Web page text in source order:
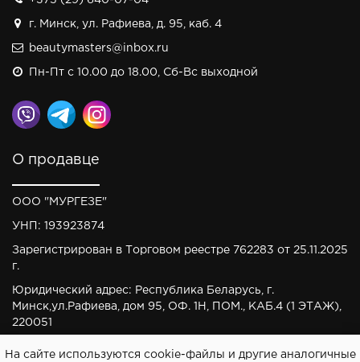
г. Минск, ул. Рафиева, д. 95, каб. 4
beautymasters@inbox.ru
Пн-Пт с 10.00 до 18.00, Сб-Вс выходной
О продавце
ООО "МУРГЕЗЕ"
УНП: 193923874
Зарегистрирован в Торговом реестре 762283 от 25.11.2025
г.
Юридический адрес: Республика Беларусь, г.
Минск,ул.Рафиева, дом 95, ОФ. 1Н, ПОМ., КАБ.4 (1 ЭТАЖ),
220051
На сайте используются cookie-файлы и другие аналогичные